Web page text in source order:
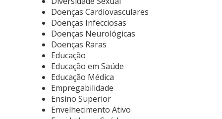
Doenças Cardiovasculares
Doenças Infecciosas
Doenças Neurológicas
Doenças Raras
Educação
Educação em Saúde
Educação Médica
Empregabilidade
Ensino Superior
Envelhecimento Ativo